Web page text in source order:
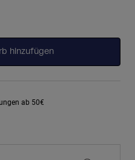
hinzufügen
ab 50€